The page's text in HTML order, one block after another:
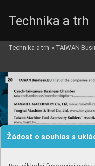
Žádost o souhlas s
Technika a trh
Technika a trh » TAIWAN